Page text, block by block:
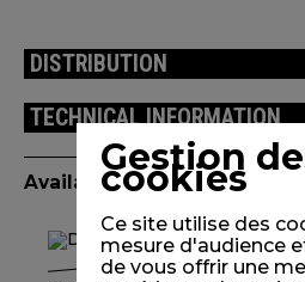
DISTRIBUTION
TECHNICAL INFORMATION
Available edition(s)
Gestion
cookies
Ce site utilise des
mesure d'audience
de vous offrir une